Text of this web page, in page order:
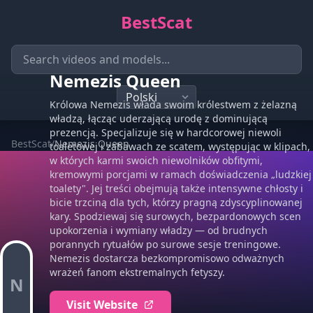
BestScat
BestScat/Nemezis Queen
N
Nemezis Queen
Królowa Nemezis włada swoim królestwem z żelazną
władzą, łącząc uderzającą urodę z dominującą
prezencją. Specjalizuje się w hardcorowej niewoli
toaletowej i zabawach ze scatem, występując w klipach,
w których karmi swoich niewolników obfitymi,
kremowymi porcjami w ramach doświadczenia „ludzkiej
toalety". Jej treści obejmują także intensywne chłosty i
bicie trzciną dla tych, którzy pragną zdyscyplinowanej
kary. Spodziewaj się surowych, bezpardonowych scen
upokorzenia i wymiany władzy — od brudnych
porannych rytuałów po surowe sesje treningowe.
Nemezis dostarcza bezkompromisowo odważnych
wrażeń fanom ekstremalnych fetyszy.
Visit Website